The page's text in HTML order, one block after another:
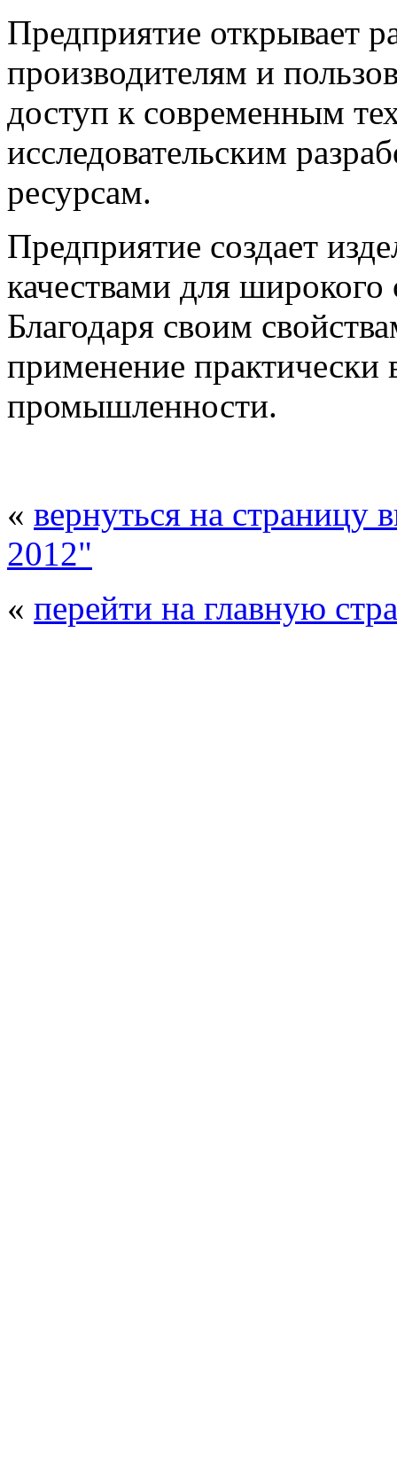
Предприятие открывает
производителям и
доступ к современным
исследовательским
ресурсам.
Предприятие создает
качествами для
Благодаря своим
применение практически
промышленности.
« вернуться на страницу
2012"
« перейти на главную